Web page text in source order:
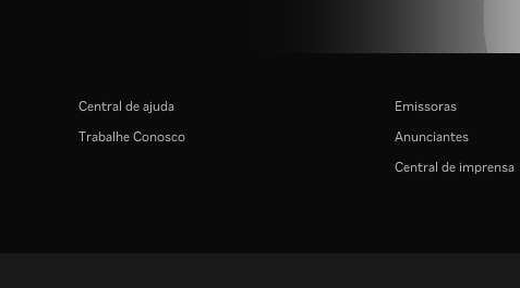
Central de ajuda
Trabalhe Conosco
Emissoras
Anunciantes
Central de imprensa